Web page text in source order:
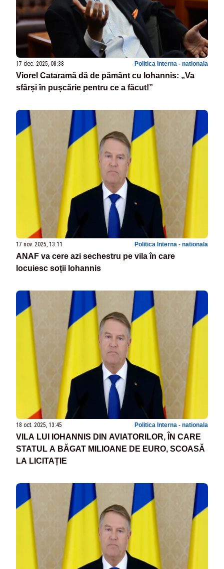
17 dec. 2025, 08:38 Politica Interna - nationala
Viorel Cataramă dă de pământ cu Iohannis: „Va
sfârși în pușcărie pentru ce a făcut!”
17 nov. 2025, 13:11 Politica Interna - nationala
ANAF va cere azi sechestru pe vila în care
locuiesc soții Iohannis
18 oct. 2025, 13:45 Politica Interna - nationala
VILA LUI IOHANNIS DIN AVIATORILOR, ÎN CARE
STATUL A BĂGAT MILIOANE DE EURO, SCOASĂ
LA LICITAȚIE